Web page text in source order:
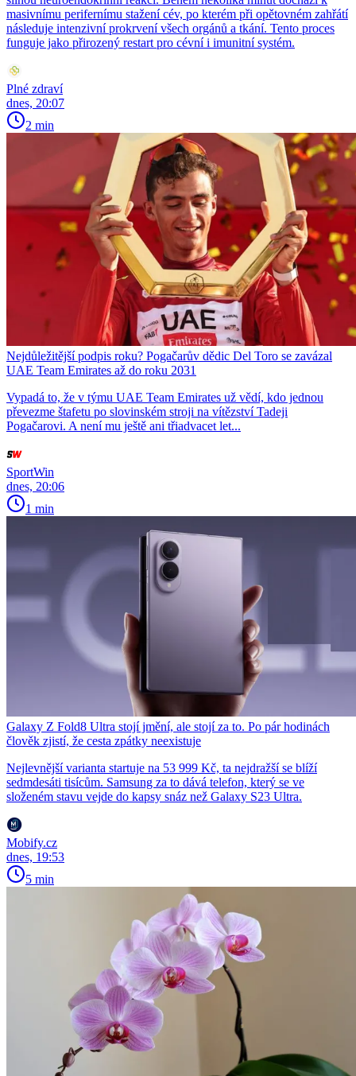
masivnímu perifernímu stažení cév, po kterém při opětovném zahřátí
následuje intenzivní prokrvení všech orgánů a tkání. Tento proces
funguje jako přirozený restart pro cévní i imunitní systém.
Plné zdraví
dnes, 20:07
2 min
Nejdůležitější podpis roku? Pogačarův dědic Del Toro se zavázal
UAE Team Emirates až do roku 2031
Vypadá to, že v týmu UAE Team Emirates už vědí, kdo jednou
převezme štafetu po slovinském stroji na vítězství Tadeji
Pogačarovi. A není mu ještě ani třiadvacet let...
SportWin
dnes, 20:06
1 min
Galaxy Z Fold8 Ultra stojí jmění, ale stojí za to. Po pár hodinách
člověk zjistí, že cesta zpátky neexistuje
Nejlevnější varianta startuje na 53 999 Kč, ta nejdražší se blíží
sedmdesáti tisícům. Samsung za to dává telefon, který se ve
složeném stavu vejde do kapsy snáz než Galaxy S23 Ultra.
Mobify.cz
dnes, 19:53
5 min